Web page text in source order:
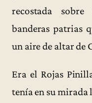
recostada
banderas patrias
un aire de altar de
Era el Rojas
tenía en su mirada